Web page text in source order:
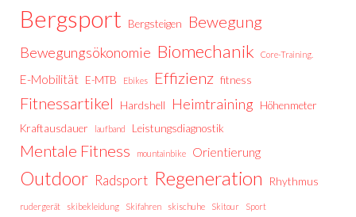
Bergsport Bergsteigen Bewegung
Bewegungsökonomie Biomechanik Core-Training.
E-Mobilität E-MTB Ebikes Effizienz fitness
Fitnessartikel Hardshell Heimtraining
Höhenmeter
Kraftausdauer
laufband Leistungsdiagnostik
Mentale Fitness mountainbike Orientierung
Outdoor Radsport Regeneration Rhythmus
rudergerät skibekleidung Skifahren skischuhe Skitour Sport